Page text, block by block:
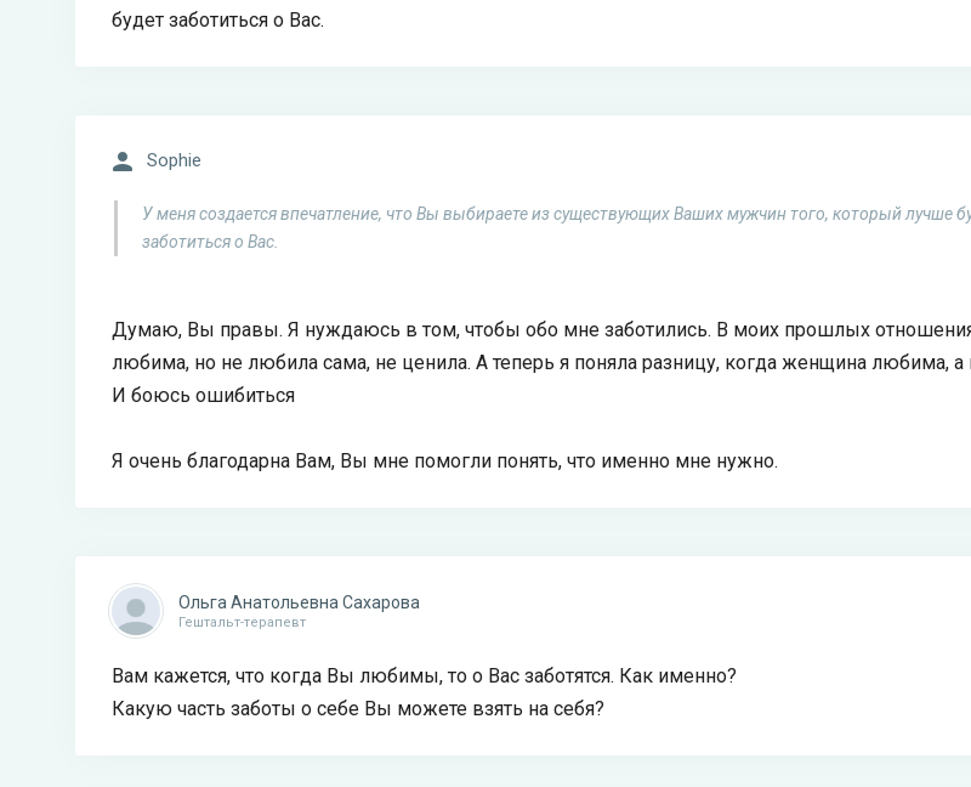
будет заботиться о Вас.
Sophie
У меня создается впечатление, что Вы выбираете из существующих Ваших мужчин того, который лучше
заботиться о Вас.
Думаю, Вы правы. Я нуждаюсь в том, чтобы обо мне заботились. В моих прошлых
любима, но не любила сама, не ценила. А теперь я поняла разницу, когда женщина любима, а
И боюсь ошибиться
Я очень благодарна Вам, Вы мне помогли понять, что именно мне нужно.
Ольга Анатольевна Сахарова
Гештальт-терапевт
Вам кажется, что когда Вы любимы, то о Вас заботятся. Как именно?
Какую часть заботы о себе Вы можете взять на себя?